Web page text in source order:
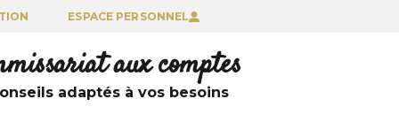
ESPACE PERSONNEL
aux comptes
adaptés à vos besoins